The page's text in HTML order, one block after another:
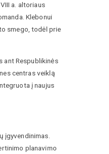
a. altoriaus
Klebonui
smego, todėl prie
ant Respublikinės
centras veiklą
į naujus
įgyvendinimas.
planavimo